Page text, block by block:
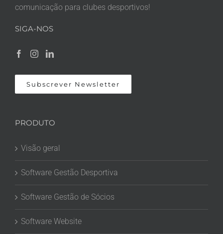
comunicação para clubes desportivos!
SIGA-NOS
Subscrever Newsletter
PRODUTO
Visão geral
Software Gestão Desportiva
Software Gestão de Sócios
Software Website